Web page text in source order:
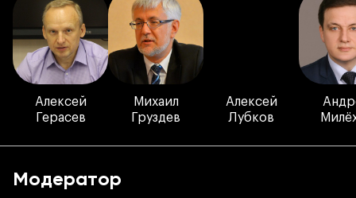
Алексей
Герасев
Михаил
Груздев
Алексей
Лубков
Модератор